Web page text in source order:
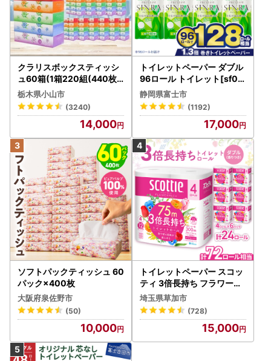
クラリスボックスティッシ
ュ60箱(1箱220組(440枚))
(5個入り×12セット)【配送
不可地域：離島・沖縄県】
【1256759】
栃木県小山市
(3240)
14,000
トイレットペーパー ダブル
96ロール トイレット[sf00
1-012]
静岡県富士市
(1192)
17,000
ソフトパックティッシュ 60
パック×400枚
大阪府泉佐野市
(50)
10,000
トイレットペーパー スコッ
ティ 3倍長持ち フラワーパ
ック 4ロール×6P
埼玉県草加市
(728)
15,000